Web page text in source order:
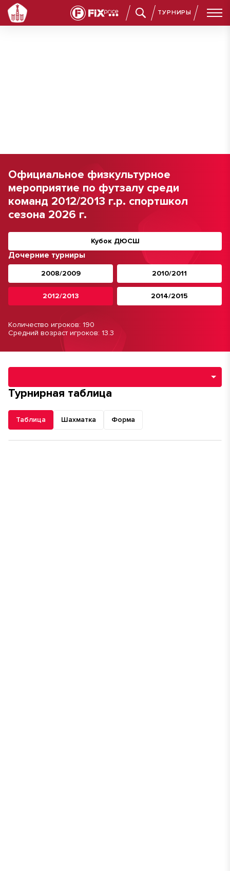
ТУРНИРЫ
Официальное физкультурное
мероприятие по футзалу среди
команд 2012/2013 г.р. спортшкол
сезона 2026 г.
Кубок ДЮСШ
Дочерние турниры
2008/2009 2010/2011
2012/2013 2014/2015
Количество игроков: 190
Средний возраст игроков: 13.3
Навигация по разделам турнира
Турнирная таблица
Таблица Шахматка Форма